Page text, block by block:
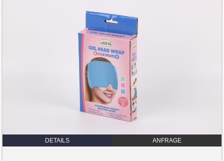
DETAILS ANFRAGE